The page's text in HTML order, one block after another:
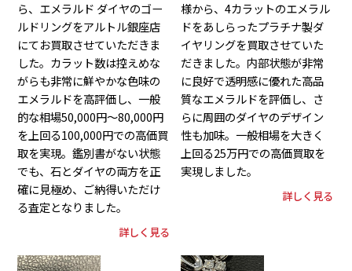
ら、エメラルド ダイヤのゴー
ルドリングをアルトル銀座店
にてお買取させていただきま
した。カラット数は控えめな
がらも非常に鮮やかな色味の
エメラルドを高評価し、一般
的な相場50,000円～80,000円
を上回る100,000円での高価買
取を実現。鑑別書がない状態
でも、石とダイヤの両方を正
確に見極め、ご納得いただけ
る査定となりました。
詳しく見る
様から、4カラットのエメラル
ドをあしらったプラチナ製ダ
イヤリングを買取させていた
だきました。内部状態が非常
に良好で透明感に優れた高品
質なエメラルドを評価し、さ
らに周囲のダイヤのデザイン
性も加味。一般相場を大きく
上回る25万円での高価買取を
実現しました。
詳しく見る